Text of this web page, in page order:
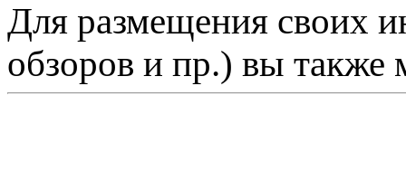
Для размещения своих
обзоров и пр.) вы также